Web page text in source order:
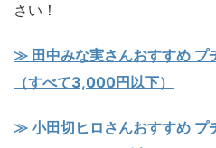
さい！
≫ 田中みな実さんおすすめ プ
（すべて3,000円以下）
≫ 小田切ヒロさんおすすめ プ